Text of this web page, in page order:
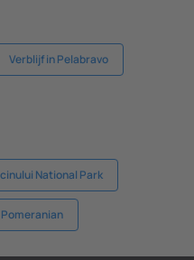
Verblijf in Pelabravo
National Park